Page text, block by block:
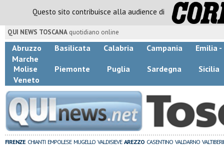
Questo sito contribuisce alla audience di
QUI NEWS TOSCANA quotidiano online
Abruzzo Basilicata Calabria Campania
Emilia -
Marche
Molise
Piemonte Puglia Sardegna
Sicilia
Veneto
FIRENZE CHIANTI EMPOLESE MUGELLO VALDISIEVE AREZZO CASENTINO VALDARNO